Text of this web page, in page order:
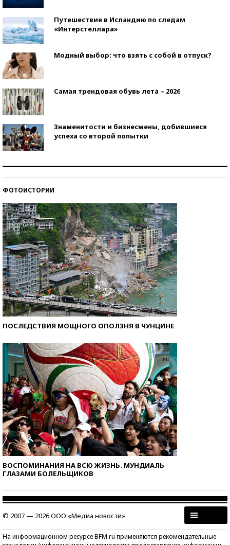
Путешествие в Исландию по следам
«Интерстеллара»
Модный выбор: что взять с собой в отпуск?
Самая трендовая обувь лета – 2026
Знаменитости и бизнесмены, добившиеся
успеха со второй попытки
ФОТОИСТОРИИ
ПОСЛЕДСТВИЯ МОЩНОГО ОПОЛЗНЯ В ЧУНЦИНЕ
ВОСПОМИНАНИЯ НА ВСЮ ЖИЗНЬ. МУНДИАЛЬ
ГЛАЗАМИ БОЛЕЛЬЩИКОВ
© 2007 — 2026 ООО «Медиа новости»
На информационном ресурсе BFM.ru применяются рекомендательные